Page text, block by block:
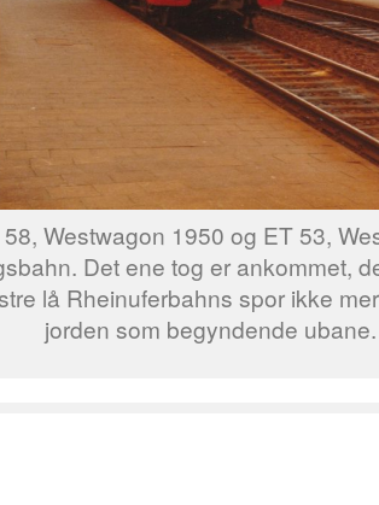
Westwagon 1950 og ET 53,
Det ene tog er ankommet,
lå Rheinuferbahns spor ikke
jorden som begyndende